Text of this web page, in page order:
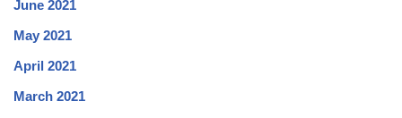
June 2021
May 2021
April 2021
March 2021